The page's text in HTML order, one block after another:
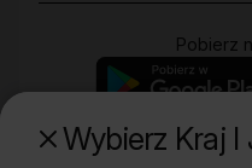
Wybierz Kraj I
Pobierz
Poznaj